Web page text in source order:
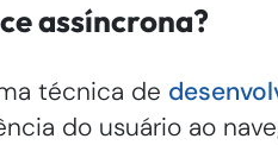
assíncrona?
técnica de
do usuário ao